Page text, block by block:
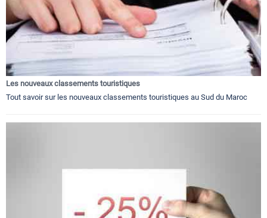
Les nouveaux classements touristiques
Tout savoir sur les nouveaux classements touristiques au Sud du Maroc